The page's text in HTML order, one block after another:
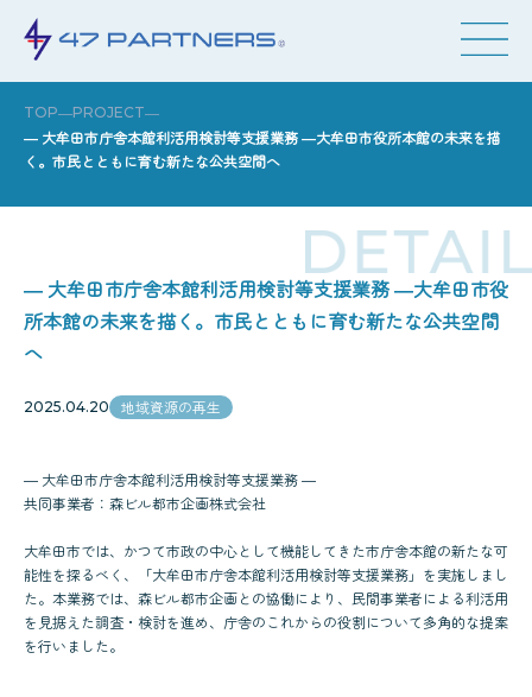
TOP―PROJECT―
― 大牟田市庁舎本館利活用検討等支援業務 ―大牟田市役所本館の未来を描
く。市民とともに育む新たな公共空間へ
― 大牟田市庁舎本館利活用検討等支援業務 ―大牟田市役
所本館の未来を描く。市民とともに育む新たな公共空間
へ
2025.04.20 地域資源の再生
― 大牟田市庁舎本館利活用検討等支援業務 ―
共同事業者：森ビル都市企画株式会社
大牟田市では、かつて市政の中心として機能してきた市庁舎本館の新たな可
能性を探るべく、「大牟田市庁舎本館利活用検討等支援業務」を実施しまし
た。本業務では、森ビル都市企画との協働により、民間事業者による利活用
を見据えた調査・検討を進め、庁舎のこれからの役割について多角的な提案
を行いました。